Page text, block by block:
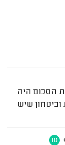
הסכום היה
שיש
10